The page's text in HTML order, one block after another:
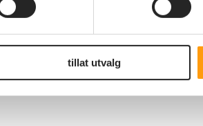
tillat utvalg
pensjonistforening setter
på viktigheten av å ha et
i eget hjem.